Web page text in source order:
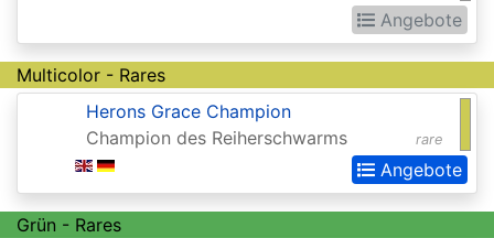
for
Baldurs
Commander
Legends:
Extras
Angebote
Multicolor - Rares
rare
Herons Grace Champion
Champion des Reiherschwarms
Angebote
Grün - Rares